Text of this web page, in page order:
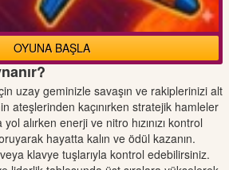
OYUNA BAŞLA
uzay geminizle savaşın ve rakiplerinizi alt
ateşlerinden kaçınırken stratejik hamleler
alırken enerji ve nitro hızınızı kontrol
hayatta kalın ve ödül kazanın.
klavye tuşlarıyla kontrol edebilirsiniz.